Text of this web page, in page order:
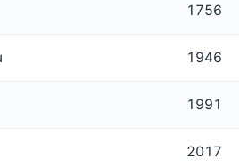
1756
1946
1991
2017